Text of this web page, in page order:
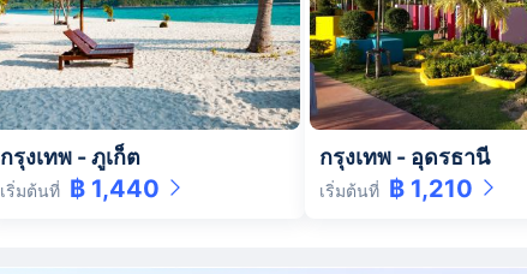
กรุงเทพ -ภูเก็ต
เริ่มต้นที่ ฿ 1,440
กรุงเทพ - อุดรธานี
เริ่มต้นที่ ฿ 1,210